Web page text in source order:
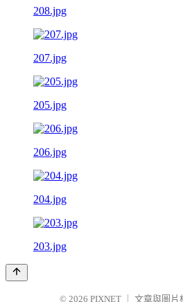
208.jpg
207.jpg
205.jpg
206.jpg
204.jpg
203.jpg
© 2026 PIXNET 文章與圖片